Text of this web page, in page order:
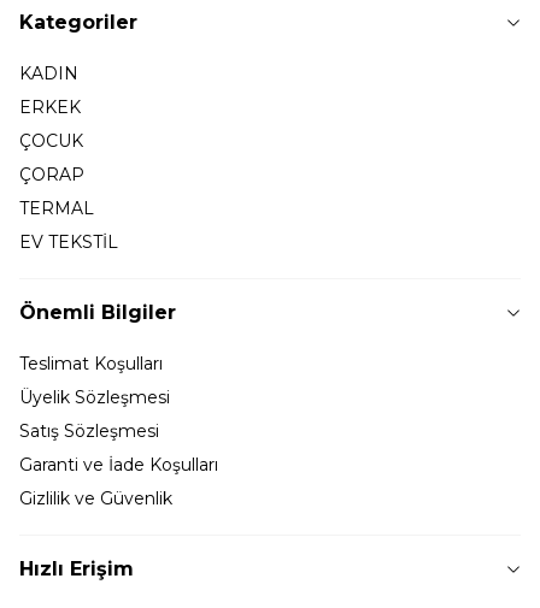
Kategoriler
KADIN
ERKEK
ÇOCUK
ÇORAP
TERMAL
EV TEKSTİL
Önemli Bilgiler
Teslimat Koşulları
Üyelik Sözleşmesi
Satış Sözleşmesi
Garanti ve İade Koşulları
Gizlilik ve Güvenlik
Hızlı Erişim